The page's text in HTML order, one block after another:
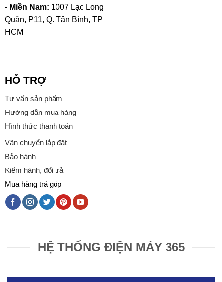
- Miền Nam: 1007 Lạc Long
Quân, P11, Q. Tân Bình, TP
HCM
HỖ TRỢ
Tư vấn sản phẩm
Hướng dẫn mua hàng
Hình thức thanh toán
Vận chuyển lắp đặt
Bảo hành
Kiểm hành, đổi trả
Mua hàng trả góp
HỆ THỐNG ĐIỆN MÁY 365